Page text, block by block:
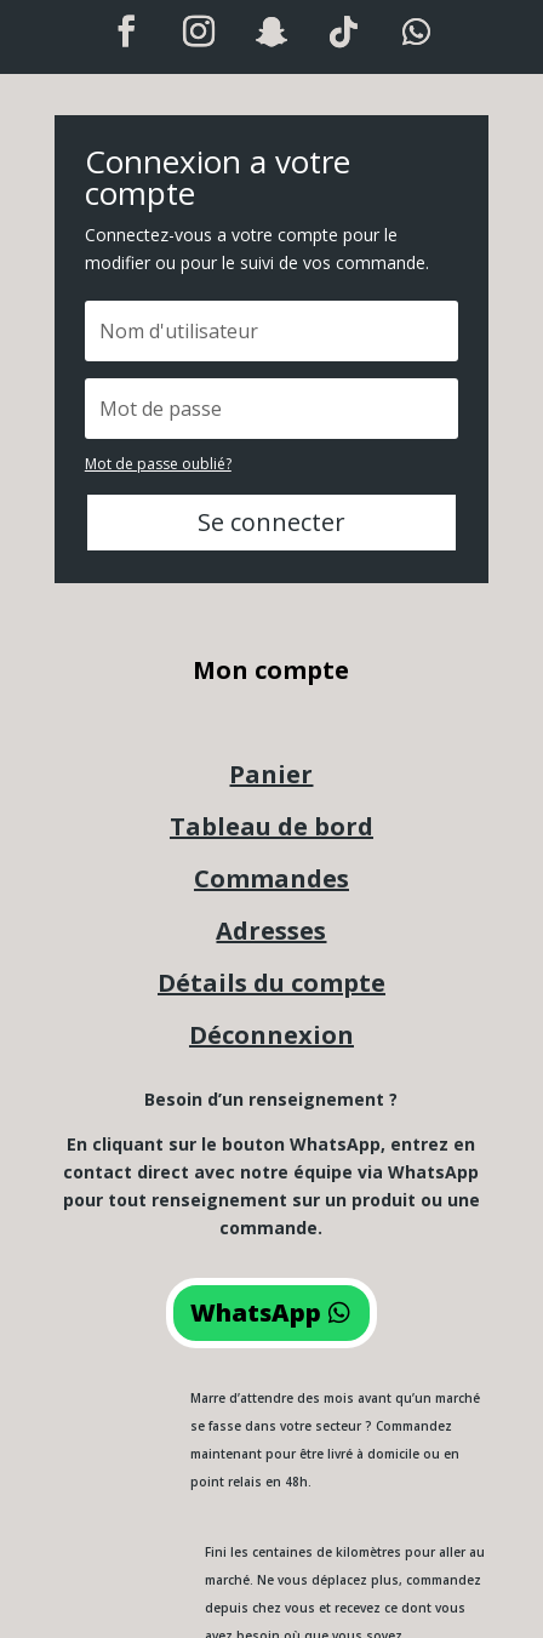
Connexion a votre
compte
Connectez-vous a votre compte pour le
modifier ou pour le suivi de vos commande.
Mot de passe oublié?
Se connecter
Mon compte
Panier
Tableau de bord
Commandes
Adresses
Détails du compte
Déconnexion
Besoin d’un renseignement ?
En cliquant sur le bouton WhatsApp, entrez en
contact direct avec notre équipe via WhatsApp
pour tout renseignement sur un produit ou une
commande.
WhatsApp
Marre d’attendre des mois avant qu’un marché
se fasse dans votre secteur ? Commandez
maintenant pour être livré à domicile ou en
point relais en 48h.
Fini les centaines de kilomètres pour aller au
marché. Ne vous déplacez plus, commandez
depuis chez vous et recevez ce dont vous